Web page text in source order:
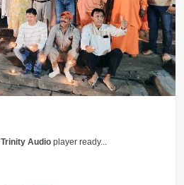
Trinity Audioplayer ready...